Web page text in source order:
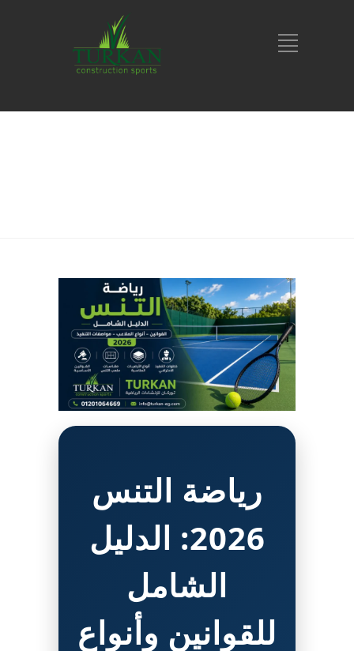
رياضة التنس
2026: الدليل
الشامل
للقوانين وأنواع